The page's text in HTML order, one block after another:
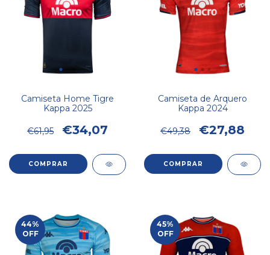
Camiseta Home Tigre
Kappa 2025
€61,95 €34,07
COMPRAR
Camiseta de Arquero
Kappa 2024
€49,38 €27,88
COMPRAR
44%
OFF
45%
OFF